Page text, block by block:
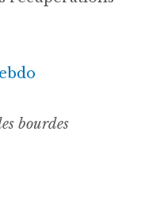
bourdes